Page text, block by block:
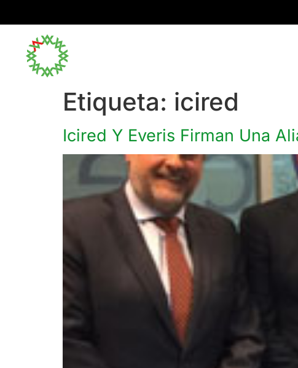
Etiqueta: icired
Icired Y Everis Firman Una